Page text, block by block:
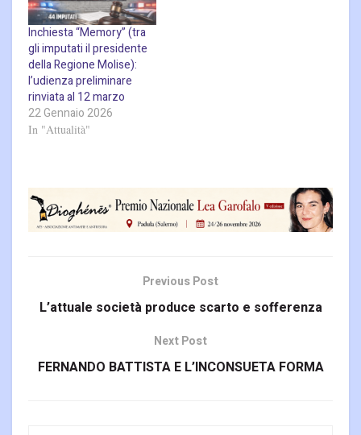
Inchiesta “Memory” (tra
gli imputati il presidente
della Regione Molise):
l’udienza preliminare
rinviata al 12 marzo
22 Gennaio 2026
In "Attualità"
Previous Post
L’attuale società produce scarto e sofferenza
Next Post
FERNANDO BATTISTA E L’INCONSUETA FORMA